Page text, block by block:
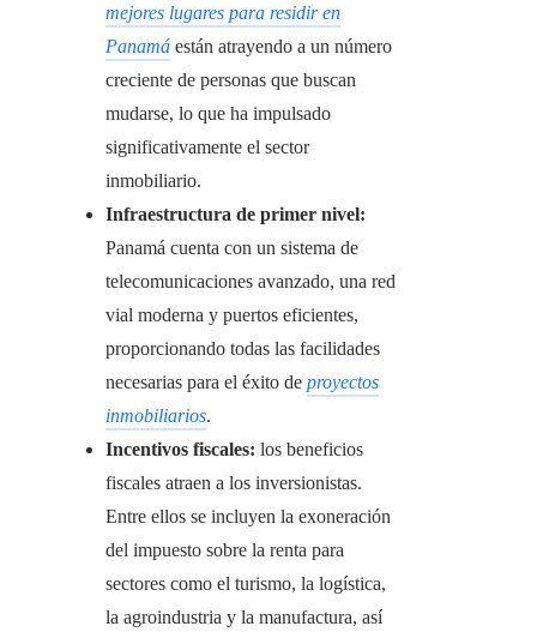
mejores lugares para residir en
Panamá están atrayendo a un número
creciente de personas que buscan
mudarse, lo que ha impulsado
significativamente el sector
inmobiliario.
Infraestructura de primer nivel:
Panamá cuenta con un sistema de
telecomunicaciones avanzado, una red
vial moderna y puertos eficientes,
proporcionando todas las facilidades
necesarias para el éxito de proyectos
inmobiliarios.
Incentivos fiscales: los beneficios
fiscales atraen a los inversionistas.
Entre ellos se incluyen la exoneración
del impuesto sobre la renta para
sectores como el turismo, la logística,
la agroindustria y la manufactura, así